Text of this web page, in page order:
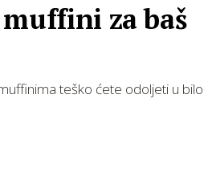
za baš
teško ćete odoljeti u